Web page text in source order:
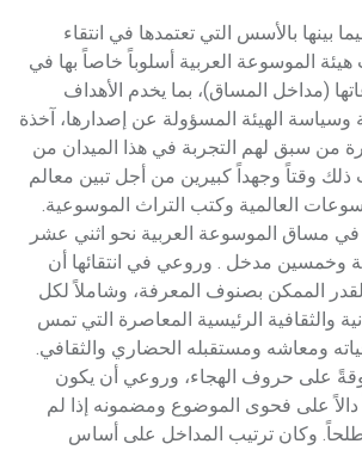
بينها بالأسس التي تعتمدها في انتقاء
الموسوعة العربية أسلوباً خاصاً بها في
(مداخل المساق)، بما يخدم الأهداف
الهيئة المسؤولة عن إصدارها، آخذة
من سبق لهم التجربة في هذا الميدان من
وقتاً وجهداً كبيرين من أجل تبين معالم
العالمية وكتب التراث الموسوعية.
في مساق الموسوعة العربية نحو اثني عشر
وخمسين مدخل . وروعي في انتقائها أن
الممكن بصنوف المعرفة، وشاملاً لكل
والثقافية الرئيسية المعاصرة التي تمس
ومعاشه ومستقبله الحضاري والثقافي.
على حروف الهجاء، وروعي أن يكون
دالاً على فحوى الموضوع ومضمونه إذا لم
وكان ترتيب المداخل على أساس